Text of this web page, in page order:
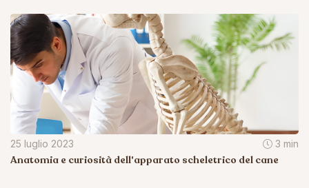
25 luglio 2023 3 min
Anatomia e curiosità dell'apparato scheletrico del cane